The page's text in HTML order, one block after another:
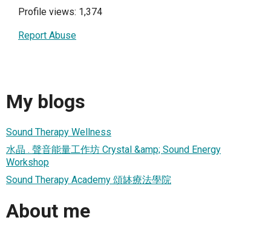
Profile views: 1,374
Report Abuse
My blogs
Sound Therapy Wellness
水晶 . 聲音能量工作坊 Crystal &amp; Sound Energy
Workshop
Sound Therapy Academy 頌缽療法學院
About me